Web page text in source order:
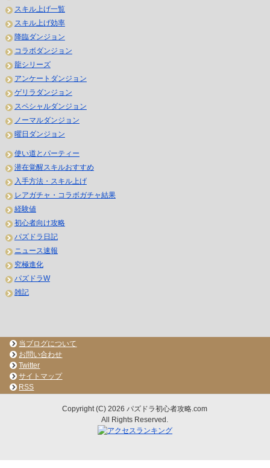
スキル上げ一覧
スキル上げ効率
降臨ダンジョン
コラボダンジョン
龍シリーズ
アンケートダンジョン
ゲリラダンジョン
スペシャルダンジョン
ノーマルダンジョン
曜日ダンジョン
使い道とパーティー
潜在覚醒スキルおすすめ
入手方法・スキル上げ
レアガチャ・コラボガチャ結果
経験値
初心者向け攻略
パズドラ日記
ニュース速報
究極進化
パズドラW
雑記
当ブログについて
お問い合わせ
Twitter
サイトマップ
RSS
Copyright (C) 2026 パズドラ初心者攻略.com
All Rights Reserved.